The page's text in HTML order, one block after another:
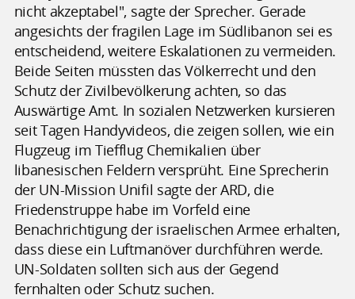
nicht akzeptabel", sagte der Sprecher. Gerade
angesichts der fragilen Lage im Südlibanon sei es
entscheidend, weitere Eskalationen zu vermeiden.
Beide Seiten müssten das Völkerrecht und den
Schutz der Zivilbevölkerung achten, so das
Auswärtige Amt. In sozialen Netzwerken kursieren
seit Tagen Handyvideos, die zeigen sollen, wie ein
Flugzeug im Tiefflug Chemikalien über
libanesischen Feldern versprüht. Eine Sprecherin
der UN-Mission Unifil sagte der ARD, die
Friedenstruppe habe im Vorfeld eine
Benachrichtigung der israelischen Armee erhalten,
dass diese ein Luftmanöver durchführen werde.
UN-Soldaten sollten sich aus der Gegend
fernhalten oder Schutz suchen.